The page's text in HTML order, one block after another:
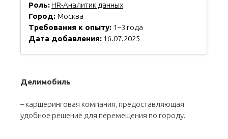
Роль:HR-Аналитик данных
Город: Москва
Требования к опыту: 1–3 года
Дата добавления: 16.07.2025
Делимобиль
– каршеринговая компания, предоставляющая
удобное решение для перемещения по городу.